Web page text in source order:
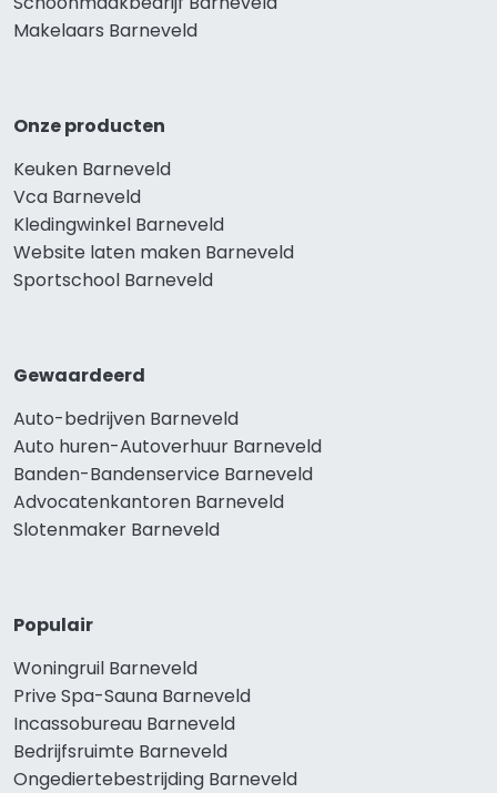
Makelaars Barneveld
Onze producten
Keuken Barneveld
Vca Barneveld
Kledingwinkel Barneveld
Website laten maken Barneveld
Sportschool Barneveld
Gewaardeerd
Auto-bedrijven Barneveld
Auto huren-Autoverhuur Barneveld
Banden-Bandenservice Barneveld
Advocatenkantoren Barneveld
Slotenmaker Barneveld
Populair
Woningruil Barneveld
Prive Spa-Sauna Barneveld
Incassobureau Barneveld
Bedrijfsruimte Barneveld
Ongediertebestrijding Barneveld